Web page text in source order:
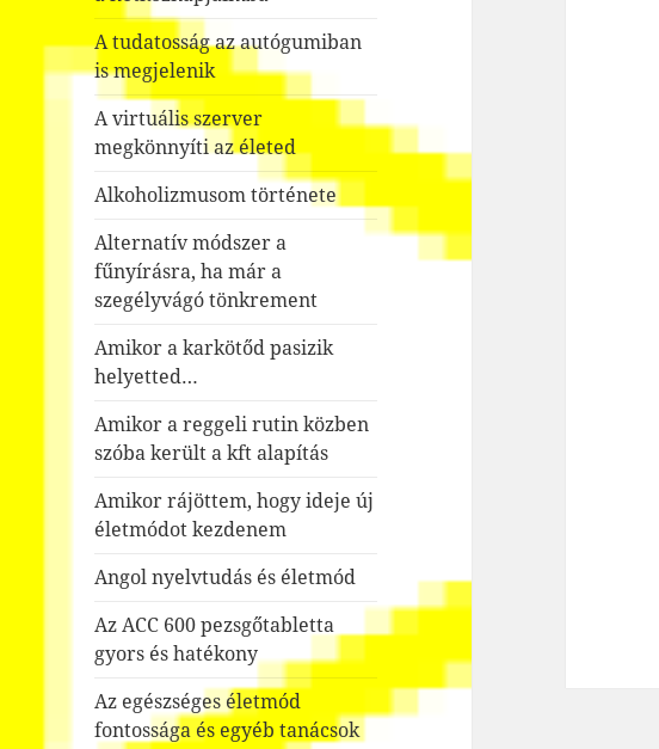
A tudatosság az autógumiban
is megjelenik
A virtuális szerver
megkönnyíti az életed
Alkoholizmusom története
Alternatív módszer a
fűnyírásra, ha már a
szegélyvágó tönkrement
Amikor a karkötőd pasizik
helyetted…
Amikor a reggeli rutin közben
szóba került a kft alapítás
Amikor rájöttem, hogy ideje új
életmódot kezdenem
Angol nyelvtudás és életmód
Az ACC 600 pezsgőtabletta
gyors és hatékony
Az egészséges életmód
fontossága és egyéb tanácsok